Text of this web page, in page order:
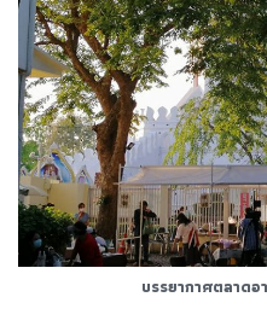
บรรยากาศตลาดอ